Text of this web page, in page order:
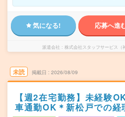
気になる! 応募へ進
派遣会社 株式会社スタッフサービス（
未読 掲載日 2026/08/09
【週2在宅勤務】未経験
車通勤OK＊新松戸での経